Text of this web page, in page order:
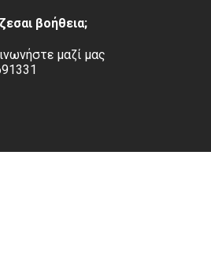
βοήθεια;
μαζί μας